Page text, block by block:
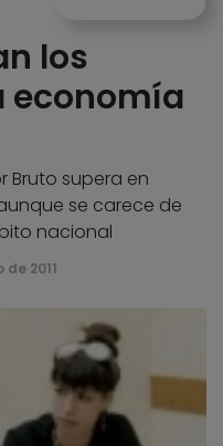
los
economía
Bruto supera en
se carece de
nacional
2011